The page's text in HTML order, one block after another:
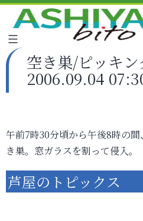
空き巣/ピッキン
2006.09.04
午前7時30分頃から午後8時の
き巣。窓ガラスを割って侵入。
芦屋のトピックス